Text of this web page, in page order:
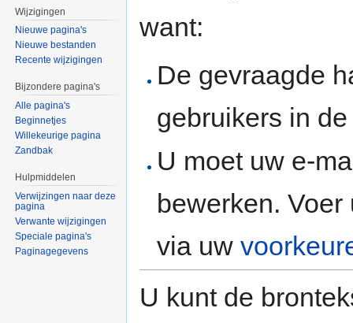
want:
De gevraagde
gebruikers in
U moet uw e-
bewerken.
via uw
U kunt de
Wijzigingen
Nieuwe pagina's
Nieuwe bestanden
Recente wijzigingen
Bijzondere pagina's
Alle pagina's
Beginnetjes
Willekeurige pagina
Zandbak
Hulpmiddelen
Verwijzingen naar deze
pagina
Verwante wijzigingen
Speciale pagina's
Paginagegevens